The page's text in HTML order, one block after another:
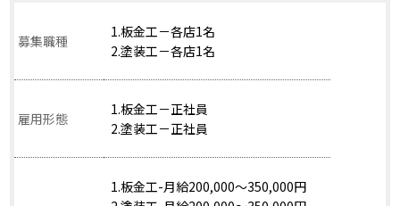
募集職種
1.板金工－各店1名
2.塗装工－各店1名
雇用形態
1.板金工－正社員
2.塗装工－正社員
1.板金工-月給200,000～350,000円